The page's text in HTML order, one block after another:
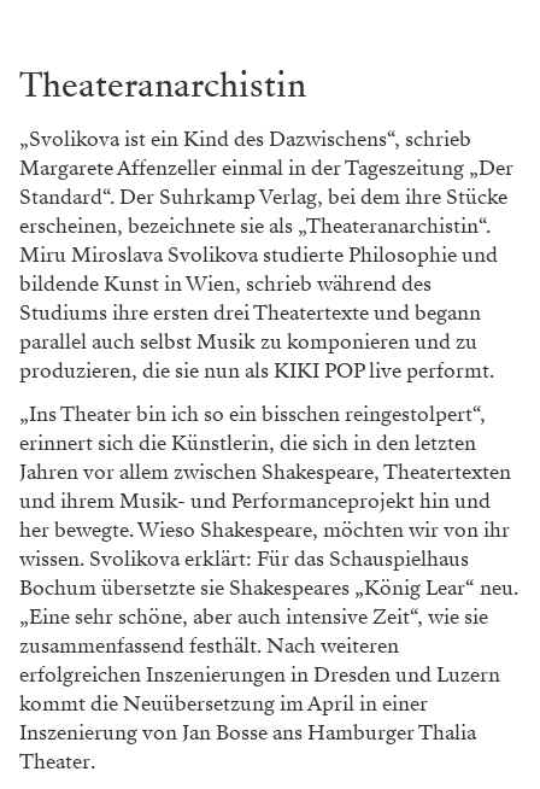
Theateranarchistin
„Svolikova ist ein Kind des Dazwischens“, schrieb
Margarete Affenzeller einmal in der Tageszeitung „Der
Standard“. Der Suhrkamp Verlag, bei dem ihre Stücke
erscheinen, bezeichnete sie als „Theateranarchistin“.
Miru Miroslava Svolikova studierte Philosophie und
bildende Kunst in Wien, schrieb während des
Studiums ihre ersten drei Theatertexte und begann
parallel auch selbst Musik zu komponieren und zu
produzieren, die sie nun als KIKI POP live performt.
„Ins Theater bin ich so ein bisschen reingestolpert“,
erinnert sich die Künstlerin, die sich in den letzten
Jahren vor allem zwischen Shakespeare, Theatertexten
und ihrem Musik- und Performanceprojekt hin und
her bewegte. Wieso Shakespeare, möchten wir von ihr
wissen. Svolikova erklärt: Für das Schauspielhaus
Bochum übersetzte sie Shakespeares „König Lear“ neu.
„Eine sehr schöne, aber auch intensive Zeit“, wie sie
zusammenfassend festhält. Nach weiteren
erfolgreichen Inszenierungen in Dresden und Luzern
kommt die Neuübersetzung im April in einer
Inszenierung von Jan Bosse ans Hamburger Thalia
Theater.